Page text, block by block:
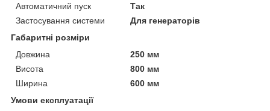
Автоматичний пуск
Так
Застосування системи
Для генераторів
Габаритні розміри
Довжина
250 мм
Висота
800 мм
Ширина
600 мм
Умови експлуатації